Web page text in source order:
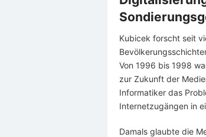
Kubicek forscht seit
Von 1996 bis 1998
zur Zukunft der
Informatiker das
Internetzugängen in
Damals glaubte die